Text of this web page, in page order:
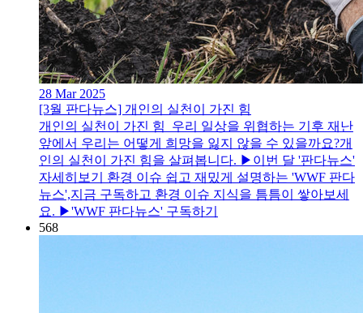
28 Mar 2025
[3월 판다뉴스] 개인의 실천이 가진 힘
​ 개인의 실천이 가진 힘 우리 일상을 위협하는 기후 재난
앞에서 우리는 어떻게 희망을 잃지 않을 수 있을까요?개
인의 실천이 가진 힘을 살펴봅니다. ▶이번 달 '판다뉴스'
자세히보기 환경 이슈 쉽고 재밌게 설명하는 'WWF 판다
뉴스',지금 구독하고 환경 이슈 지식을 틈틈이 쌓아보세
요. ▶'WWF 판다뉴스' 구독하기
568